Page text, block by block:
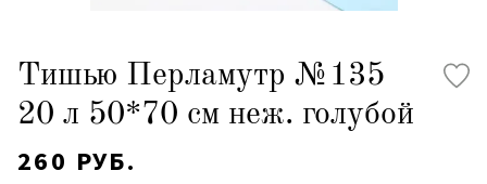
Тишью Перламутр №135
20 л 50*70 см неж. голубой
260 РУБ.